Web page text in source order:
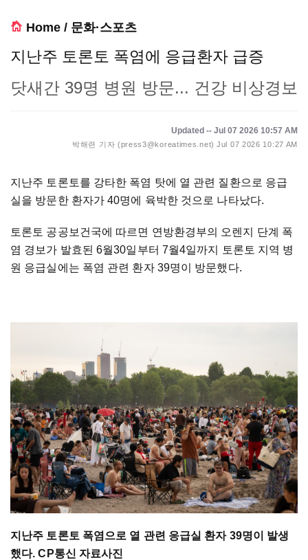
Home / 문화·스포츠
지난주 토론토 폭염에 응급환자 급증
닷새간 39명 병원 방문... 건강 비상경보
Updated -- Jul 07 2026 10:57 AM
박해련 기자 (press3@koreatimes.net) Jul 07 2026 10:27 AM
지난주 토론토를 강타한 폭염 탓에 열 관련 질환으로 응급
실을 방문한 환자가 40명에 육박한 것으로 나타났다.
토론토 공공보건국에 따르면 연방환경부의 오렌지 단계 폭
염 경보가 발효된 6월30일부터 7월4일까지 토론토 지역 병
원 응급실에는 폭염 관련 환자 39명이 방문했다.
지난주 토론토 폭염으로 열 관련 응급실 환자 39명이 발생
했다. CP통신 자료사진